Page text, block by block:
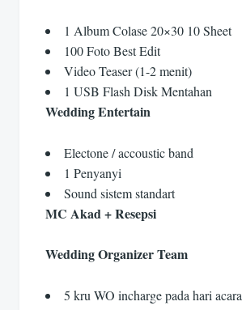
1 Album Colase 20×30 10 Sheet
100 Foto Best Edit
Video Teaser (1-2 menit)
1 USB Flash Disk Mentahan
Wedding Entertain
Electone / accoustic band
1 Penyanyi
Sound sistem standart
MC Akad + Resepsi
Wedding Organizer Team
5 kru WO incharge pada hari acara